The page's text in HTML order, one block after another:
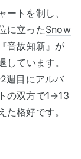
トを制し、
に立ったSnow
音故知新』が
ています。
週目にアルバ
の双方で1→13
格好です。